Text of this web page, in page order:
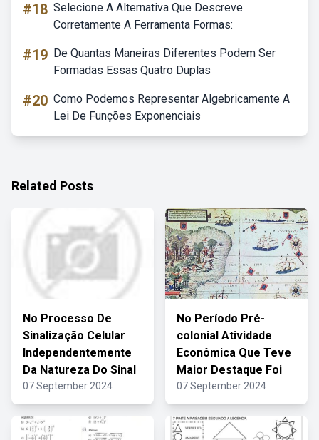
#18 Selecione A Alternativa Que Descreve
Corretamente A Ferramenta Formas:
#19 De Quantas Maneiras Diferentes Podem Ser
Formadas Essas Quatro Duplas
#20 Como Podemos Representar Algebricamente A
Lei De Funções Exponenciais
Related Posts
No Processo De
Sinalização Celular
Independentemente
Da Natureza Do Sinal
07 September 2024
No Período Pré-
colonial Atividade
Econômica Que Teve
Maior Destaque Foi
07 September 2024